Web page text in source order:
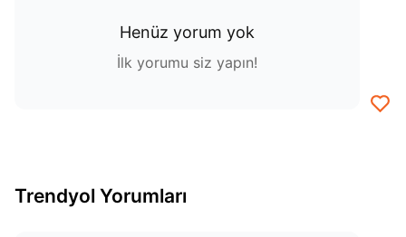
Henüz yorum yok
İlk yorumu siz yapın!
Trendyol Yorumları